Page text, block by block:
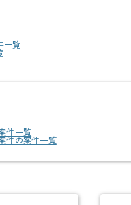
一覧
件一覧
件の案件一覧